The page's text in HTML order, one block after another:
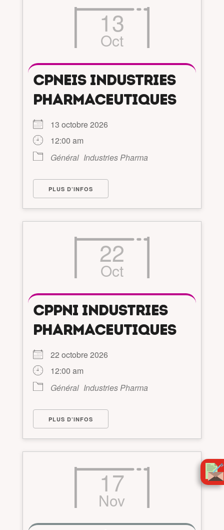
13
Oct
CPNEIS INDUSTRIES
PHARMACEUTIQUES
13 octobre 2026
12:00 am
Général Industries Pharma
PLUS D’INFOS
22
Oct
CPPNI INDUSTRIES
PHARMACEUTIQUES
22 octobre 2026
12:00 am
Général Industries Pharma
PLUS D’INFOS
17
Nov